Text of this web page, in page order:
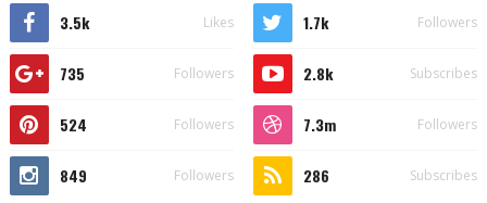
3.5k Likes 1.7k Followers
735 Followers 2.8k Subscribes
524 Followers 7.3m Followers
849 Followers 286 Subscribes